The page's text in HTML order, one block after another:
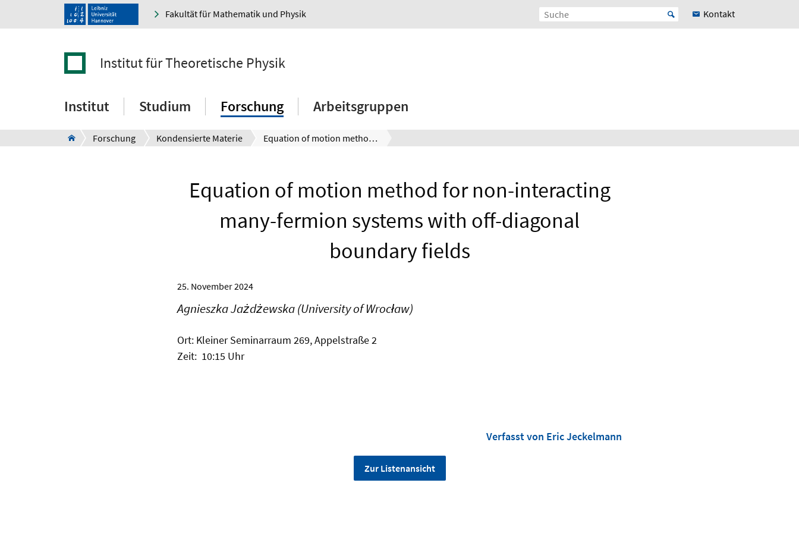
Fakultät für Mathematik und Physik Kontakt
Institut für Theoretische Physik
Institut Studium Forschung Arbeitsgruppen
Forschung Kondensierte Materie Equation of motion method for non-interacting many-fermion systems with off-diagonal boundary fields
Equation of motion method for non-interacting
many-fermion systems with off-diagonal
boundary fields
25. November 2024
Agnieszka Jażdżewska (University of Wrocław)
Ort: Kleiner Seminarraum 269, Appelstraße 2
Zeit: 10:15 Uhr
Verfasst von Eric Jeckelmann
Zur Listenansicht